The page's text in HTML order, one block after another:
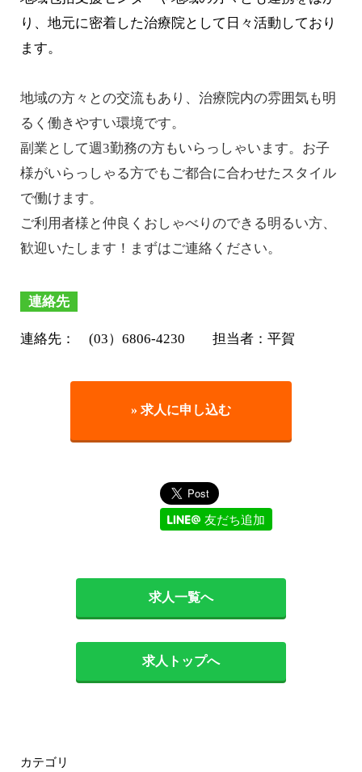
り、地元に密着した治療院として日々活動しており
ます。
地域の方々との交流もあり、治療院内の雰囲気も明
るく働きやすい環境です。
副業として週3勤務の方もいらっしゃいます。お子
様がいらっしゃる方でもご都合に合わせたスタイル
で働けます。
ご利用者様と仲良くおしゃべりのできる明るい方、
歓迎いたします！まずはご連絡ください。
連絡先
連絡先： (03）6806‐4230 担当者：平賀
» 求人に申し込む
友だち追加
求人一覧へ
求人トップへ
カテゴリ